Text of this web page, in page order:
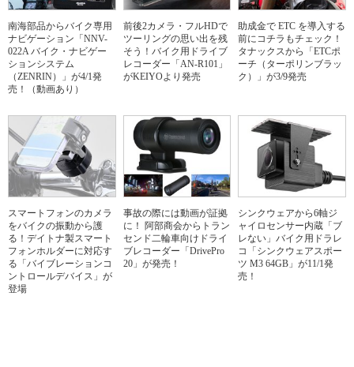
南海部品からバイク専用
ナビゲーション「NNV-
022A バイク・ナビゲー
ションシステム
（ZENRIN）」が4/1発
売！（動画あり）
前後2カメラ・フルHDで
ツーリングの思い出を残
そう！バイク用ドライブ
レコーダー「AN-R101」
がKEIYOより発売
助成金で ETC を導入する
前にコチラもチェック！
タナックスから「ETCポ
ーチ（ターポリンブラッ
ク）」が3/9発売
スマートフォンのカメラ
をバイクの振動から護
る！デイトナ製スマート
フォンホルダーに対応す
る「バイブレーションコ
ントロールデバイス」が
登場
事故の際には動画が証拠
に！ 阿部商会からトラン
センド二輪車向けドライ
ブレコーダー「DrivePro
20」が発売！
シンクウェアから6軸ジ
ャイロセンサー内蔵「ブ
レない」バイク用ドラレ
コ「シンクウェアスポー
ツ M3 64GB」が11/1発
売！